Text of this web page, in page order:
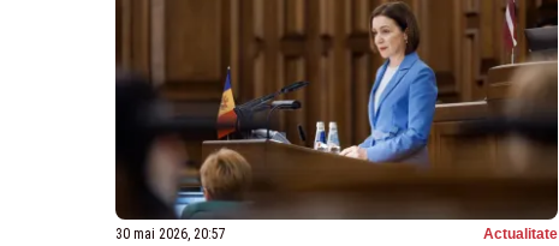
30 mai 2026, 20:57 Actualitate